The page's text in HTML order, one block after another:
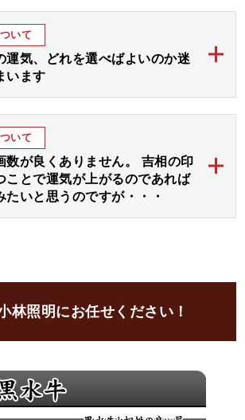
や祝日を挟む場合は遅れることがございま
承ください。
篆書体 てんしょたい」という文字を基本
と運気を加味しておつくりする「印相体
」を使用いたします。
す。
いて
運気、どれを選べばよいのか迷
います
て八方位に広がりますよう文字入れ致しま
んでいただいた３つの運気部分をさらに強
れいたします。
いて
数が良くありません。 吉相の印
ことで運気が上がるのであれば
たいと思うのですが・・・
画数を吉に変更して、さらにご希望の運気
われることをきちんと取り入れて、吉印材と
てお彫りすることにより、お気持ちが前向き
林照明にお任せください！